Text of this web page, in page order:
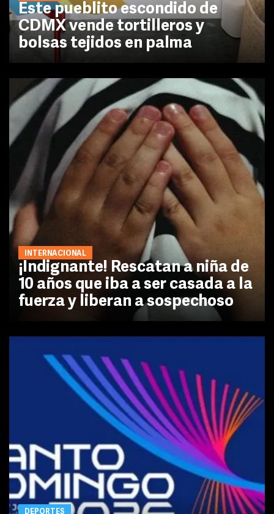
Este pueblito escondido de
CDMX vende tortilleros y
bolsas tejidos en palma
INTERNACIONAL
¡Indignante! Rescatan a niña de
10 años que iba a ser casada a la
fuerza y liberan a sospechoso
DEPORTES